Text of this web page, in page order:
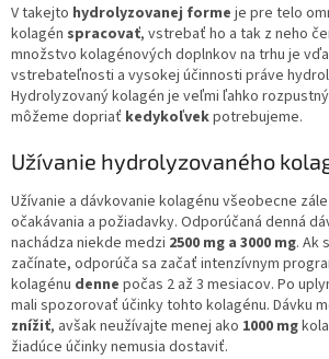
V takejto hydrolyzovanej forme je pre telo
kolagén spracovať, vstrebať ho a tak z neho
množstvo kolagénových doplnkov na trhu je
vstrebateľnosti a vysokej účinnosti práve
Hydrolyzovaný kolagén je veľmi ľahko
môžeme dopriať kedykoľvekpotrebujeme.
Užívanie hydrolyzovaného
Užívanie a dávkovanie kolagénu všeobecne
očakávania a požiadavky. Odporúčaná denná
nachádza niekde medzi 2500 mg a 3000 mg. Ak
začínate, odporúča sa začať intenzívnym
kolagénu denne počas 2 až 3 mesiacov. Po
mali spozorovať účinky tohto kolagénu. Dávku
znížiť, avšak neužívajte menej ako 1000 mg
žiadúce účinky nemusia dostaviť.